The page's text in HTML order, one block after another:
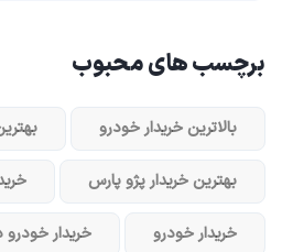
برچسب های محبوب
بالاترین خریدار خودرو
بهترین خریدار پژو پارس
خریدار خودرو خریدار خودرو